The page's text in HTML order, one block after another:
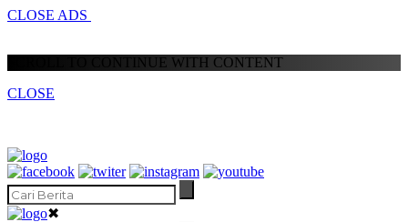
CLOSE ADS
SCROLL TO CONTINUE WITH CONTENT
CLOSE
✖